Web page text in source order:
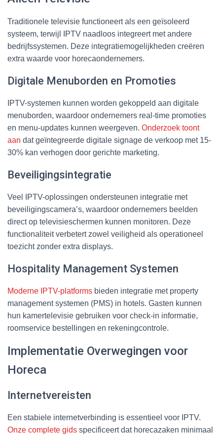
Traditionele televisie functioneert als een geïsoleerd
systeem, terwijl IPTV naadloos integreert met andere
bedrijfssystemen. Deze integratiemogelijkheden creëren
extra waarde voor horecaondernemers.
Digitale Menuborden en Promoties
IPTV-systemen kunnen worden gekoppeld aan digitale
menuborden, waardoor ondernemers real-time promoties
en menu-updates kunnen weergeven. Onderzoek toont
aan dat geïntegreerde digitale signage de verkoop met 15-
30% kan verhogen door gerichte marketing.
Beveiligingsintegratie
Veel IPTV-oplossingen ondersteunen integratie met
beveiligingscamera’s, waardoor ondernemers beelden
direct op televisieschermen kunnen monitoren. Deze
functionaliteit verbetert zowel veiligheid als operationeel
toezicht zonder extra displays.
Hospitality Management Systemen
Moderne IPTV-platforms bieden integratie met property
management systemen (PMS) in hotels. Gasten kunnen
hun kamertelevisie gebruiken voor check-in informatie,
roomservice bestellingen en rekeningcontrole.
Implementatie Overwegingen voor
Horeca
Internetvereisten
Een stabiele internetverbinding is essentieel voor IPTV.
Onze complete gids specificeert dat horecazaken minimaal